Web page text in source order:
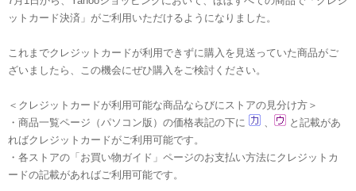
ットカード決済」がご利用いただけるようになりました。
これまでクレジットカードが利用できずに購入を見送っていた商品がご
ざいましたら、この機会にぜひ購入をご検討ください。
＜クレジットカードが利用可能な商品ならびにストアの見分け方＞
・商品一覧ページ（パソコン版）の価格表記の下に
、
と記載があ
ればクレジットカードがご利用可能です。
・各ストアの「お買い物ガイド」ページのお支払い方法にクレジットカ
ードの記載があればご利用可能です。